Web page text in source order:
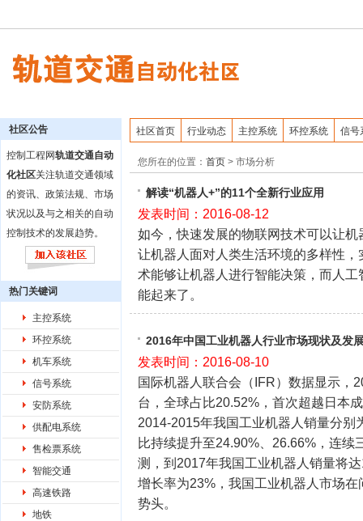
社区公告
控制工程网轨道交通自动
化社区关注轨道交通领域
的资讯、政策法规、市场
状况以及与之相关的自动
控制技术的发展趋势。
热门关键词
主控系统
环控系统
机车系统
信号系统
安防系统
供配电系统
售检票系统
智能交通
高速铁路
地铁
社区首页 行业动态 主控系统 环控系统 信号
您所在的位置： 首页 > 市场分析
解读“机器人+”的11个全新行业应用
发表时间：2016-08-12
如今，快速发展的物联网技术可以让
让机器人面对人类生活环境的多样性
术能够让机器人进行智能决策，而人
能起来了。
2016年中国工业机器人行业市场现状及发
发表时间：2016-08-10
国际机器人联合会（IFR）数据显示，
台，全球占比20.52%，首次超越日本
2014-2015年我国工业机器人销量分
比持续提升至24.90%、26.66%，连
测，到2017年我国工业机器人销量将
增长率为23%，我国工业机器人市场
势头。